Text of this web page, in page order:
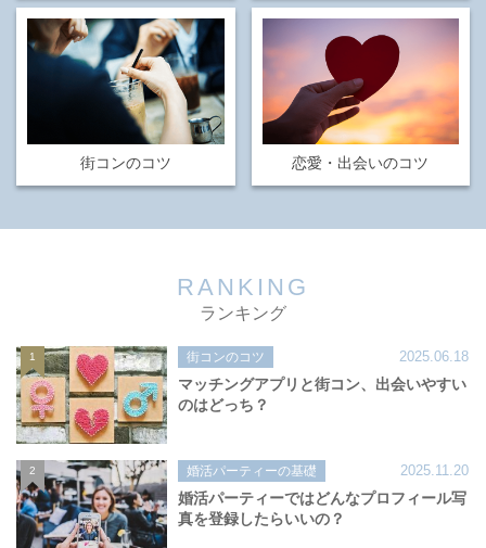
街コンのコツ 恋愛・出会いのコツ
RANKING
ランキング
1 街コンのコツ 2025.06.18
マッチングアプリと街コン、出会いやすい
のはどっち？
2 婚活パーティーの基礎 2025.11.20
婚活パーティーではどんなプロフィール写
真を登録したらいいの？